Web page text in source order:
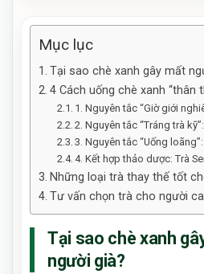
Mục lục
Tại sao chè xanh gây mất
4 Cách uống chè xanh “thân
1. Nguyên tắc “Giờ giới
2. Nguyên tắc “Tráng trà
3. Nguyên tắc “Uống
4. Kết hợp thảo dược: Trà
Những loại trà thay thế tốt
Tư vấn chọn trà cho người
Tại sao chè xanh
người già?